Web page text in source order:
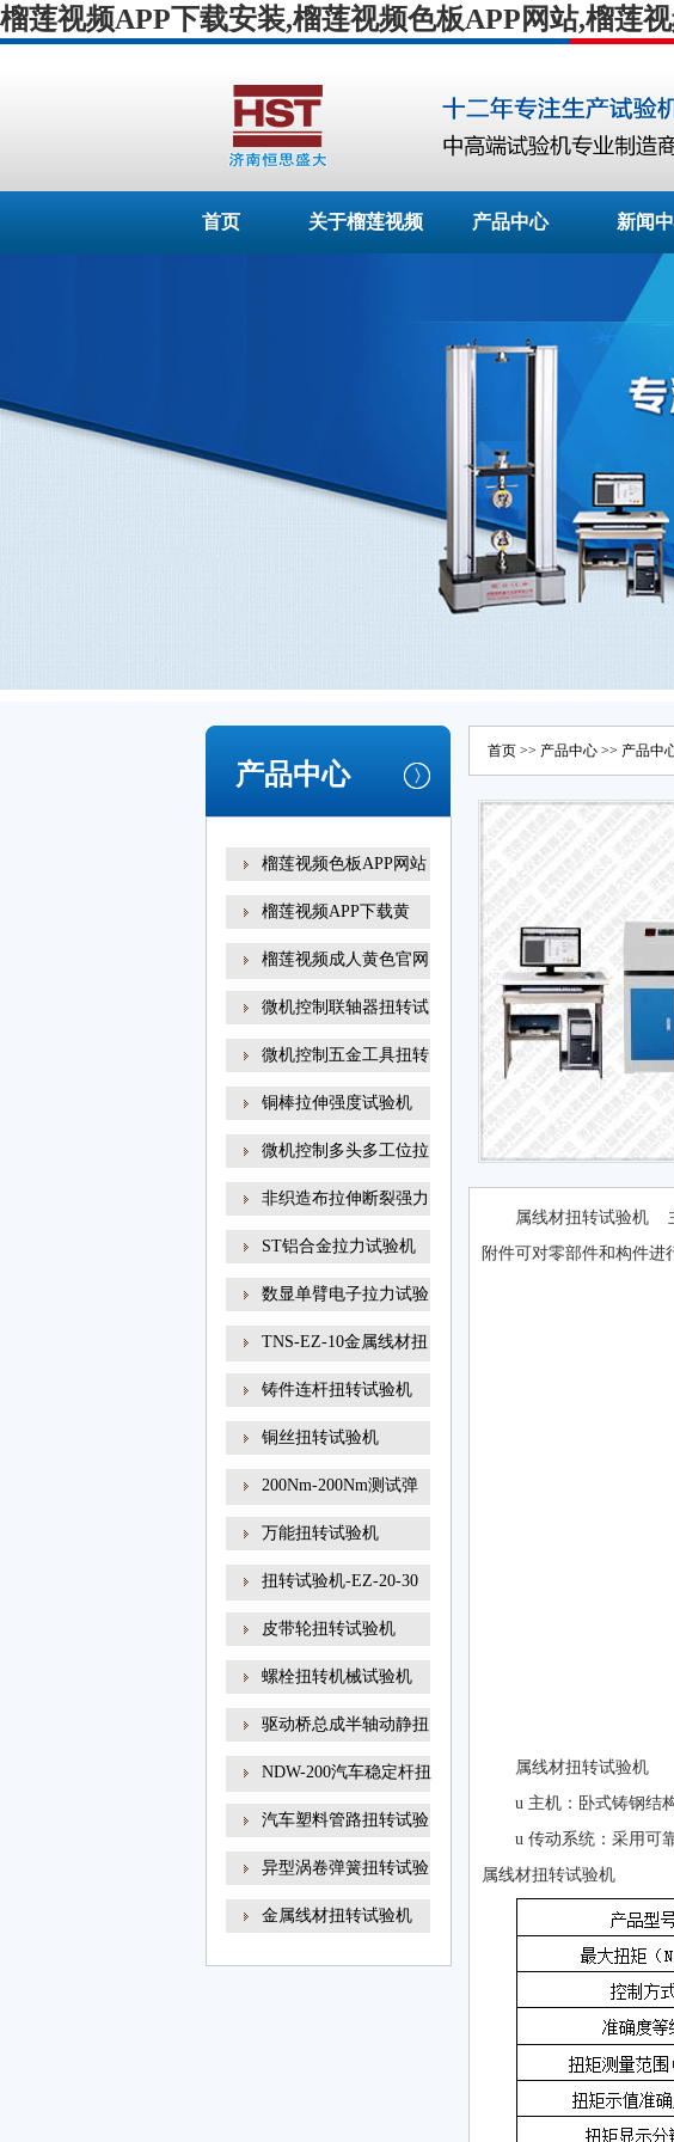
榴莲视频APP下载安装,榴莲视频色板APP网站,榴莲
首页 关于榴莲视频 产品中心 新闻
产品中心
榴莲视频色板APP网站
榴莲视频APP下载黄
榴莲视频成人黄色官网
微机控制联轴器扭转试
微机控制五金工具扭转
铜棒拉伸强度试验机
微机控制多头多工位拉
非织造布拉伸断裂强力
ST铝合金拉力试验机
数显单臂电子拉力试验
TNS-EZ-10金属线材扭
铸件连杆扭转试验机
铜丝扭转试验机
200Nm-200Nm测试弹
万能扭转试验机
扭转试验机-EZ-20-30
皮带轮扭转试验机
螺栓扭转机械试验机
驱动桥总成半轴动静扭
NDW-200汽车稳定杆扭
汽车塑料管路扭转试验
异型涡卷弹簧扭转试验
金属线材扭转试验机
首页 >> 产品中心 >> 产品中
属线材扭转试验机 主
附件可对零部件和构件进行
属线材扭转试验机
u 主机：卧式铸钢结构
u 传动系统：采用
属线材扭转试验机